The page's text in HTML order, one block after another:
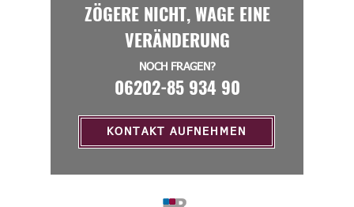
ZÖGERE NICHT, WAGE EINE
VERÄNDERUNG
NOCH FRAGEN?
06202-85 934 90
KONTAKT AUFNEHMEN